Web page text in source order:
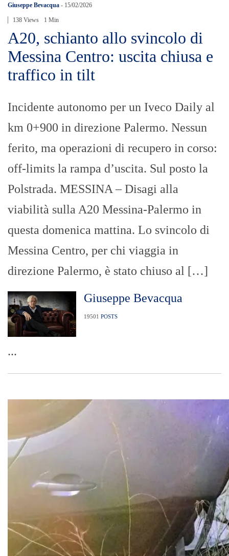
Giuseppe Bevacqua - 15/02/2026
138 Views 1 Min
A20, schianto allo svincolo di
Messina Centro: uscita chiusa e
traffico in tilt
Incidente autonomo per un Iveco Daily al
km 0+900 in direzione Palermo. Nessun
ferito, ma operazioni di recupero in corso:
off-limits la rampa d’uscita. Sul posto la
Polstrada. MESSINA – Disagi alla
viabilità sulla A20 Messina-Palermo in
questa domenica mattina. Lo svincolo di
Messina Centro, per chi viaggia in
direzione Palermo, è stato chiuso al […]
Giuseppe Bevacqua
19501 POSTS
...